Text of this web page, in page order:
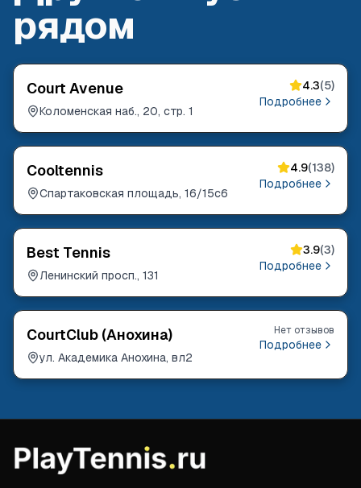
рядом
Court Avenue
Коломенская наб., 20, стр. 1
4.3(5)
Подробнее
Cooltennis
Спартаковская площадь, 16/15с6
4.9(138)
Подробнее
Best Tennis
Ленинский просп., 131
3.9(3)
Подробнее
CourtClub (Анохина)
ул. Академика Анохина, вл2
Нет отзывов
Подробнее